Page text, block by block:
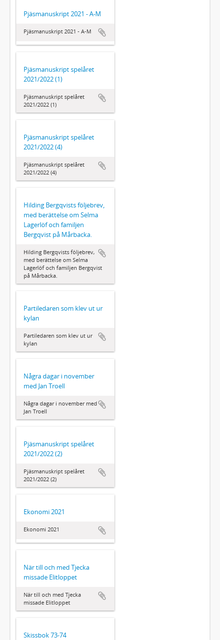
Pjäsmanuskript 2021 - A-M
Pjäsmanuskript 2021 - A-M
Pjäsmanuskript spelåret
2021/2022 (1)
Pjäsmanuskript spelåret
2021/2022 (1)
Pjäsmanuskript spelåret
2021/2022 (4)
Pjäsmanuskript spelåret
2021/2022 (4)
Hilding Bergqvists följebrev,
med berättelse om Selma
Lagerlöf och familjen
Bergqvist på Mårbacka.
Hilding Bergqvists följebrev,
med berättelse om Selma
Lagerlöf och familjen Bergqvist
på Mårbacka.
Partiledaren som klev ut ur
kylan
Partiledaren som klev ut ur
kylan
Några dagar i november
med Jan Troell
Några dagar i november med
Jan Troell
Pjäsmanuskript spelåret
2021/2022 (2)
Pjäsmanuskript spelåret
2021/2022 (2)
Ekonomi 2021
Ekonomi 2021
När till och med Tjecka
missade Elitloppet
När till och med Tjecka
missade Elitloppet
Skissbok 73-74